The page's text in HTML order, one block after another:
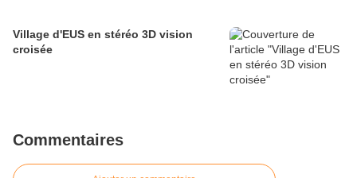
Village d'EUS en stéréo 3D vision
croisée
Commentaires